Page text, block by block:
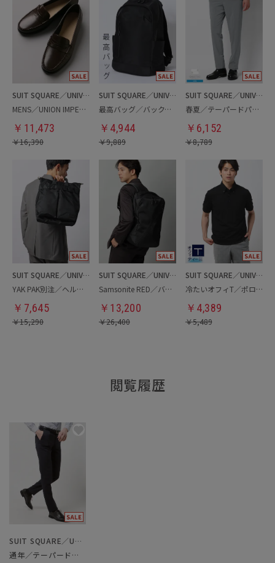
SUIT SQUARE／UNIVERSAL LANGUAGE
MENS／UNION IMPERIAL監修／コインローファー
￥ 11,473
￥16,390
SUIT SQUARE／UNIVERSAL LANGUAGE
最高バッグ／バックパック
￥ 4,944
￥9,889
SUIT SQUARE／UNIVERSAL LANGUAGE
春夏／テーパードパンツ
￥ 6,152
￥8,789
SUIT SQUARE／UNIVERSAL LANGUAGE
YAK PAK別注／ヘルメットバッグ
￥ 7,645
￥15,290
SUIT SQUARE／UNIVERSAL LANGUAGE
Samsonite RED／バックパック
￥ 13,200
￥26,400
SUIT SQUARE／UNIVERSAL LANGUAGE
冷たいオフィT／ポロシャツ
￥ 4,389
￥5,489
閲覧履歴
SUIT SQUARE／UNIVERSAL LANGUAGE
通年／テーパードパンツ